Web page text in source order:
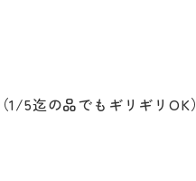
5迄の品でもギリギリOK）